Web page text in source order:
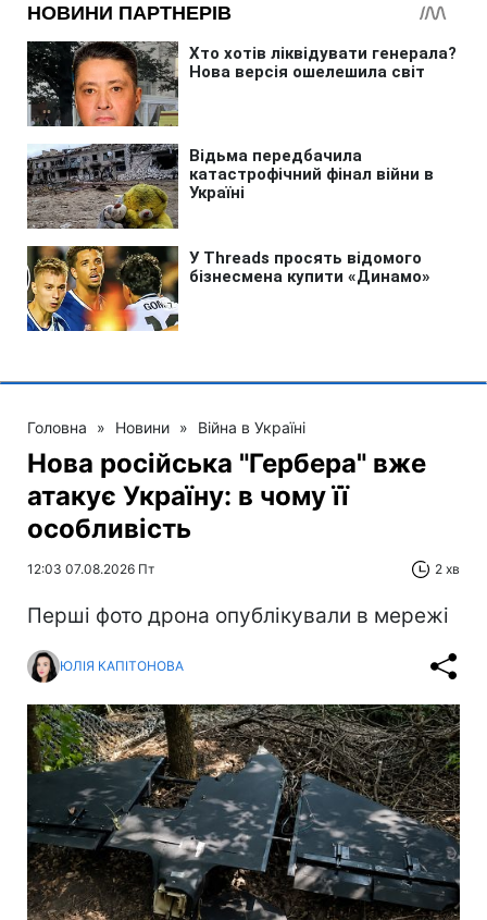
Головна » Новини » Війна в Україні
Нова російська "Гербера" вже
атакує Україну: в чому її
особливість
12:03 07.08.2026 Пт 2 хв
Перші фото дрона опублікували в мережі
ЮЛІЯ КАПІТОНОВА